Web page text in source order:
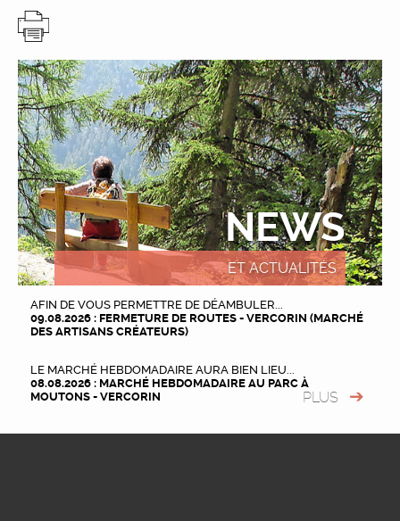
NEWS
ET ACTUALITÉS
AFIN DE VOUS PERMETTRE DE DÉAMBULER...
09.08.2026 : FERMETURE DE ROUTES - VERCORIN (MARCHÉ
DES ARTISANS CRÉATEURS)
LE MARCHÉ HEBDOMADAIRE AURA BIEN LIEU...
08.08.2026 : MARCHÉ HEBDOMADAIRE AU PARC À
MOUTONS - VERCORIN
PLUS